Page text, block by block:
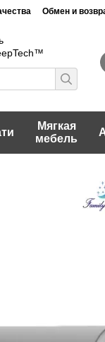
Обмен и
Мягкая
мебель